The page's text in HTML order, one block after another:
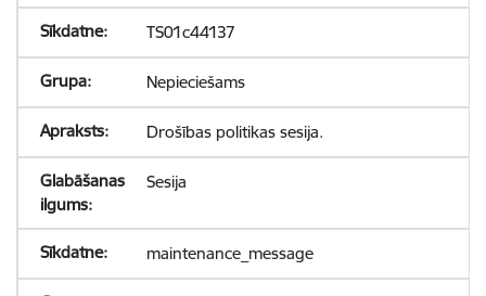
TS01c44137
Nepieciešams
Drošības politikas sesija.
Sesija
maintenance_message